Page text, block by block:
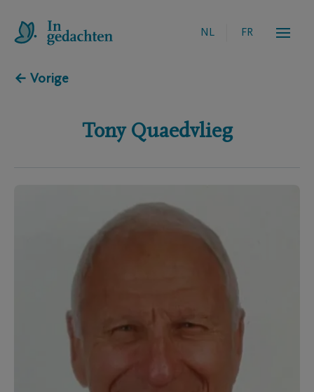
NL FR
← Vorige
Tony Quaedvlieg